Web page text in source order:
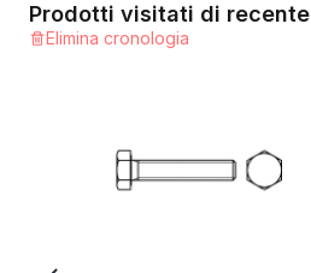
A4 rostfrei
Prodotti visitati di recente
Elimina cronologia